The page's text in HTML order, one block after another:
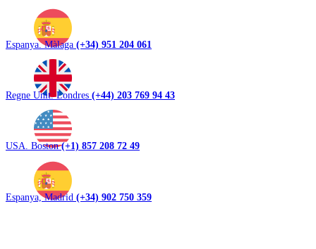
Espanya. Màlaga (+34) 951 204 061
Regne Unit. Londres (+44) 203 769 94 43
USA. Boston(+1) 857 208 72 49
Espanya, Madrid (+34) 902 750 359